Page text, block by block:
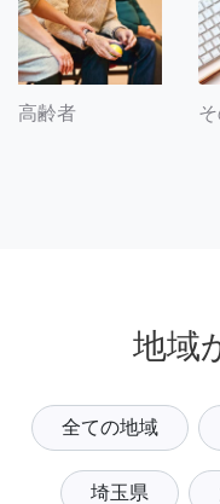
高齢者
地域
全ての地域
埼玉県